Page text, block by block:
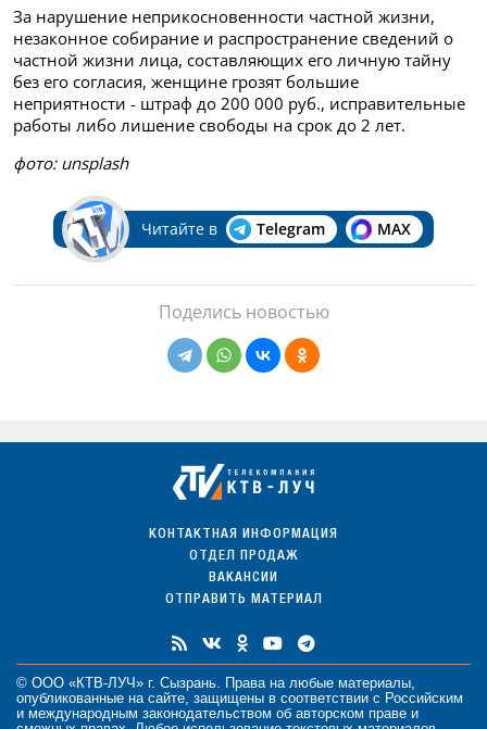
За нарушение неприкосновенности частной жизни,
незаконное собирание и распространение сведений о
частной жизни лица, составляющих его личную тайну
без его согласия, женщине грозят большие
неприятности - штраф до 200 000 руб., исправительные
работы либо лишение свободы на срок до 2 лет.
фото: unsplash
Читайте в Telegram MAX
Поделись новостью
КОНТАКТНАЯ ИНФОРМАЦИЯ
ОТДЕЛ ПРОДАЖ
ВАКАНСИИ
ОТПРАВИТЬ МАТЕРИАЛ
© ООО «КТВ-ЛУЧ» г. Сызрань. Права на любые материалы
опубликованные на сайте, защищены в соответствии с Российским
и международным законодательством об авторском праве и